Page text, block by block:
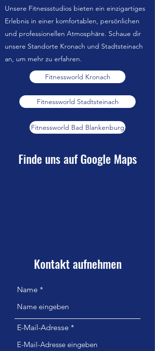
Unsere Fitnessstudios bieten ein einzigartiges
Erlebnis in einer komfortablen, persönlichen
und professionellen Atmosphäre. Schaue dir
unsere Standorte Kronach und Stadtsteinach
an, um mehr zu erfahren.
Fitnessworld Kronach
Fitnessworld Stadtsteinach
Fitnessworld Bad Blankenburg
Finde uns auf Google Maps
Kontakt aufnehmen
Name
E-Mail-Adresse